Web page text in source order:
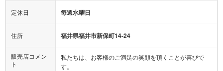
定休日 毎週水曜日
住所 福井県福井市新保町14-24
販売店コメン
ト
私たちは、お客様のご満足の笑顔を頂くことが喜びで
す。